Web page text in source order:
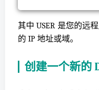
其中 USER 是您的远
的 IP 地址或域。
创建一个新的